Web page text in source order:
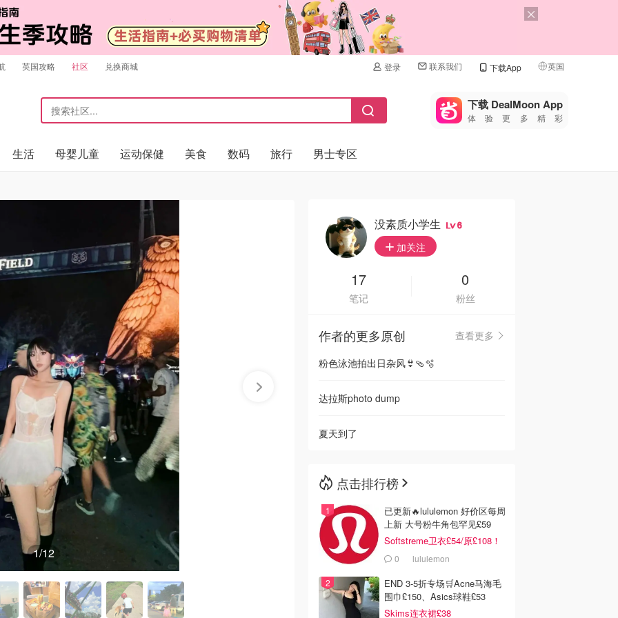
英国攻略 社区 兑换商城 登录 联系我们 下载App 英国
🇺🇸
🇨🇳 中国
🇦🇺
🇳🇿新西兰
下载 DealMoon App
体验更多精彩
生活 母婴儿童 运动保健 美食 数码 旅行 男士专区
1/12
没素质小学生 6
加关注
17
笔记
0
粉丝
作者的更多原创
查看更多
粉色泳池拍出日杂风👙🩴🫧
达拉斯photo dump
夏天到了
点击排行榜
已更新🔥lululemon 好价区每周
上新 大号粉牛角包罕见£59
Softstreme卫衣£54/原£108！
0 lululemon
END 3-5折专场🛒Acne马海毛
围巾£150、Asics球鞋£53
Skims连衣裙£38